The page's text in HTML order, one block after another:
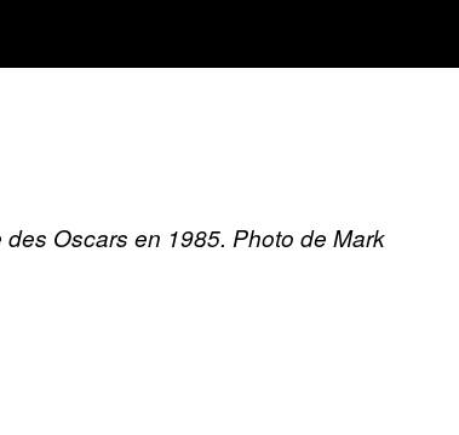
Oscars en 1985. Photo de Mark